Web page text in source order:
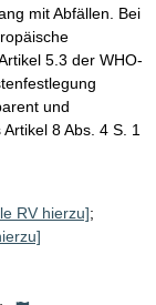
mit Abfällen. Bei
5.3 der WHO-
und
8 Abs. 4 S. 1
RV hierzu];